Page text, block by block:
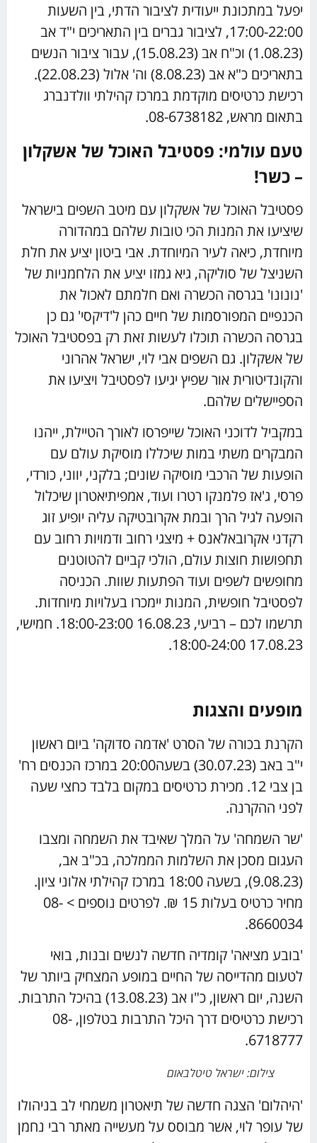
יפעל במתכונת ייעודית לציבור הדתי, בין השעות
17:00-22:00, לציבור גברים בין התאריכים י"ד אב
(1.08.23) וכ"ח אב (15.08.23), עבור ציבור הנשים
בתאריכים כ"א אב (8.08.23) וה' אלול (22.08.23).
רכישת כרטיסים מוקדמת במרכז קהילתי וולדנברג
בתאום מראש, 08-6738182.
טעם עולמי: פסטיבל האוכל של אשקלון
– כשר!
פסטיבל האוכל של אשקלון עם מיטב השפים בישראל
שיציעו את המנות הכי טובות שלהם במהדורה
מיוחדת, כיאה לעיר המיוחדת. אבי ביטון יציע את חלת
השניצל של סוליקה, גיא גמזו יציע את הלחמניות של
'נונונו' בגרסה הכשרה ואם חלמתם לאכול את
הכנפיים המפורסמות של חיים כהן ל'דיקסי' גם כן
בגרסה הכשרה תוכלו לעשות זאת רק בפסטיבל האוכל
של אשקלון. גם השפים אבי לוי, ישראל אהרוני
והקונדיטורית אור שפיץ יגיעו לפסטיבל ויציעו את
הספיישלים שלהם.
במקביל לדוכני האוכל שייפרסו לאורך הטיילת, ייהנו
המבקרים משתי במות שיכללו מוסיקת עולם עם
הופעות של הרכבי מוסיקה שונים; בלקני, יווני, כורדי,
פרסי, ג'אז פלמנקו רטרו ועוד, אמפיתיאטרון שיכלול
הופעה לגיל הרך ובמת אקרובטיקה עליה יופיע זוג
רקדני אקרובאלאנס + מיצגי רחוב ודמויות רחוב עם
תחפושות חוצות עולם, הולכי קביים להטוטנים
מחופשים לשפים ועוד הפתעות שוות. הכניסה
לפסטיבל חופשית, המנות יימכרו בעלויות מיוחדות.
תרשמו לכם – רביעי, 16.08.23 18:00-23:00. חמישי,
17.08.23 18:00-24:00.
מופעים והצגות
הקרנת בכורה של הסרט 'אדמה סדוקה' ביום ראשון
י"ב באב (30.07.23) בשעה20:00 במרכז הכנסים רח'
בן צבי 12. מכירת כרטיסים במקום בלבד כחצי שעה
לפני ההקרנה.
'שר השמחה' על המלך שאיבד את השמחה ומצבו
העגום מסכן את השלמות הממלכה, בכ"ב אב,
(9.08.23), בשעה 18:00 במרכז קהילתי אלוני ציון.
מחיר כרטיס בעלות 15 ₪. לפרטים נוספים > 08-
8660034.
'בובע מציאה' קומדיה חדשה לנשים ובנות, בואי
לטעום מהדייסה של החיים במופע המצחיק ביותר של
השנה, יום ראשון, כ"ו אב (13.08.23) בהיכל התרבות.
רכישת כרטיסים דרך היכל התרבות בטלפון, 08-
6718777.
צילום: ישראל טיטלבאום
'היהלום' הצגה חדשה של תיאטרון משמחי לב בניהולו
של עופר לוי, אשר מבוסס על מעשייה מאתר רבי נחמן